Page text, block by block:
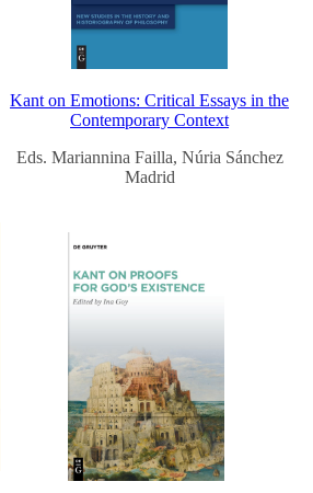
Kant on Emotions: Critical Essays in the
Contemporary Context
Eds. Mariannina Failla, Núria Sánchez
Madrid